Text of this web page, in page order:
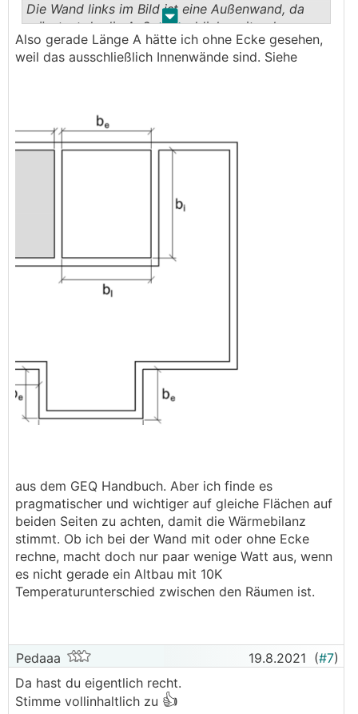
. .
Die Wand links im Bild ist eine Außenwand, da
müsstest du die Außenwanddicke mitrechnen.
Also Innenecke links/unten bis Außenecke
links/oben.
Also gerade Länge A hätte ich ohne Ecke gesehen,
weil das ausschließlich Innenwände sind. Siehe
aus dem GEQ Handbuch. Aber ich finde es
pragmatischer und wichtiger auf gleiche Flächen auf
beiden Seiten zu achten, damit die Wärmebilanz
stimmt. Ob ich bei der Wand mit oder ohne Ecke
rechne, macht doch nur paar wenige Watt aus, wenn
es nicht gerade ein Altbau mit 10K
Temperaturunterschied zwischen den Räumen ist.
Pedaaa 19.8.2021 (#7)
Da hast du eigentlich recht.
Stimme vollinhaltlich zu 👍